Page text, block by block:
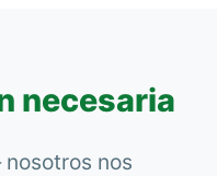
necesaria
nos